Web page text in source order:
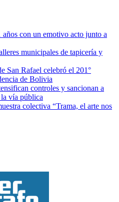
con un emotivo acto junto a
municipales de tapicería y
San Rafael celebró el 201°
de Bolivia
controles y sancionan a
vía pública
colectiva “Trama, el arte nos